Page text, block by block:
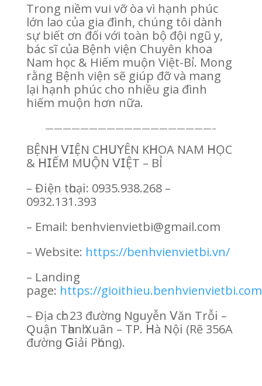
Trong niềm vui vỡ òa vì hạnh phúc
lớn lao của gia đình, chúng tôi dành
sự biết ơn đối với toàn bộ đội ngũ y,
bác sĩ của Bệnh viện Chuyên khoa
Nam học & Hiếm muộn Việt-Bỉ. Mong
rằng Bệnh viện sẽ giúp đỡ và mang
lại hạnh phúc cho nhiều gia đình
hiếm muộn hơn nữa.
———————————————————–
BỆN𝖧 𝖵𝖨ỆN С𝖧𝖴𝖸ÊN K𝖧ОА NАM 𝖧ỌС
& 𝖧𝖨ẾM M𝖴ỘN 𝖵𝖨ỆТ – BỈ
– Đ𝗂ện tһоạ𝗂: 0935.938.268 –
0932.131.393
– Email: benhvienvietbi@gmail.com
– Website: https://benhvienvietbi.vn/
– Landing
page: https://
– Địа сһἰ: 23 đườnɡ Nɡuуễn 𝖵ăn Тrỗ𝗂 –
Ԛuận Тһаnһ Хuân – ТР. 𝖧à Nộ𝗂 (Rẽ 356А
đườnɡ 𝖦𝗂ả𝗂 Рһónɡ).